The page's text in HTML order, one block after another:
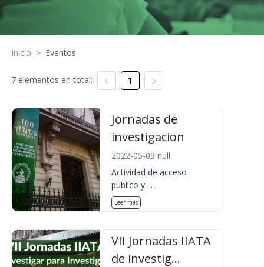
Inicio > Eventos
7 elementos en total: 1
Jornadas de
investigacion
2022-05-09 null
Actividad de acceso
publico y ...
Leer más
VII Jornadas IIATA
de investig...